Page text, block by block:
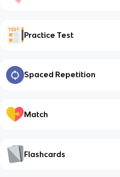
Practice Test
Spaced Repetition
Match
Flashcards